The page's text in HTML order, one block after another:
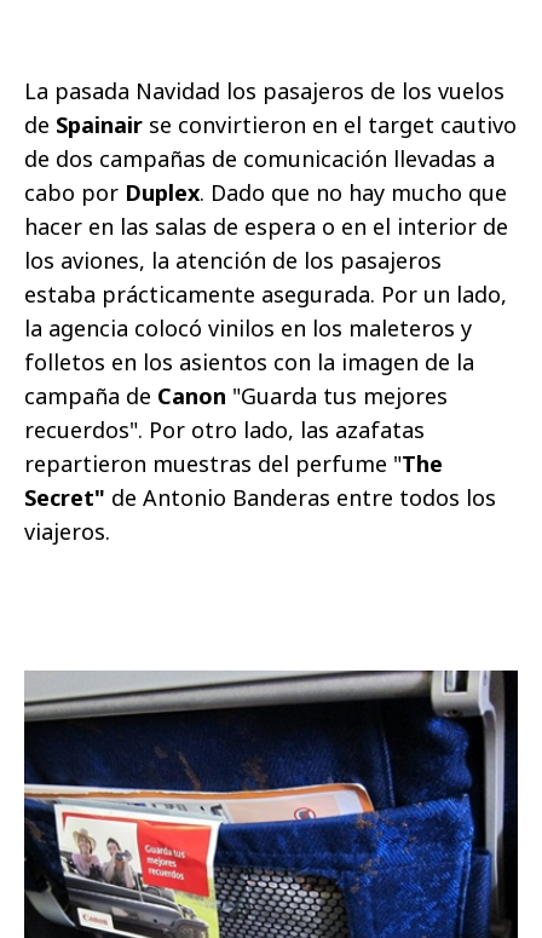
La pasada Navidad los pasajeros de los vuelos
de Spainair se convirtieron en el target cautivo
de dos campañas de comunicación llevadas a
cabo por Duplex. Dado que no hay mucho que
hacer en las salas de espera o en el interior de
los aviones, la atención de los pasajeros
estaba prácticamente asegurada. Por un lado,
la agencia colocó vinilos en los maleteros y
folletos en los asientos con la imagen de la
campaña de Canon "Guarda tus mejores
recuerdos". Por otro lado, las azafatas
repartieron muestras del perfume "The
Secret" de Antonio Banderas entre todos los
viajeros.